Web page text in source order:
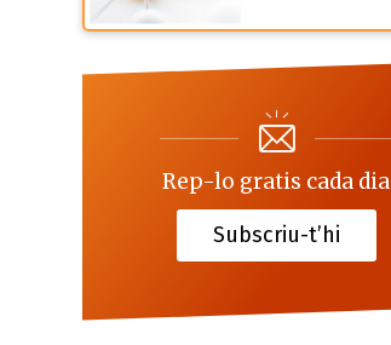
Rep-lo gratis cada dia
Subscriu-t’hi